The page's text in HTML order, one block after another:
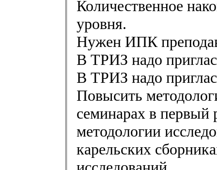
Количественное
уровня.
Нужен ИПК
В ТРИЗ надо
В ТРИЗ надо
Повысить
семинарах в первый
методологии
карельских